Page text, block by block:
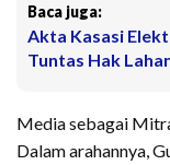
Baca juga:
Akta Kasasi
Tuntas Hak
​Media sebagai
​Dalam arahannya,